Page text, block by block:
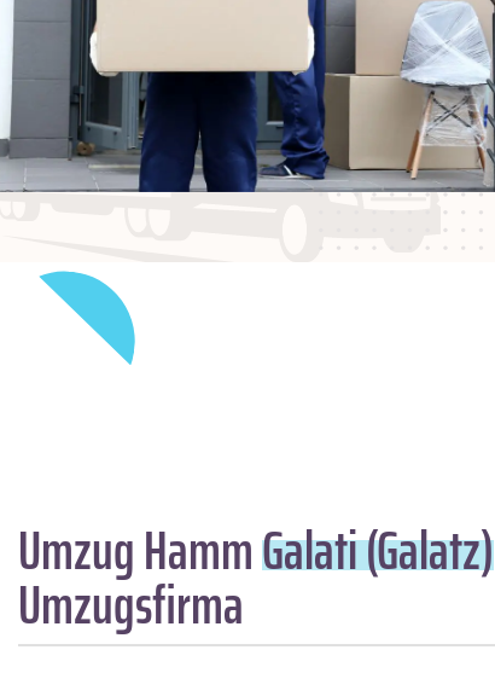
Umzug HammGalati (Galatz)
Umzugsfirma